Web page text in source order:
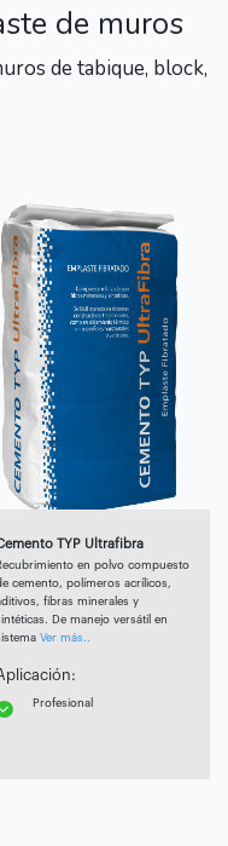
de muros
de tabique, block,
TYP Ultrafibra
en polvo compuesto
cemento, polímeros acrílicos,
fibras minerales y
De manejo versátil en
Ver más..
Profesional